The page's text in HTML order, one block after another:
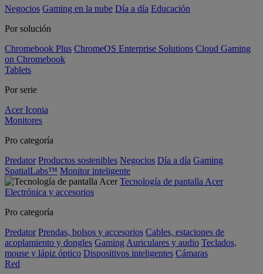
Negocios Gaming en la nube Día a día Educación
Por solución
Chromebook Plus ChromeOS Enterprise Solutions Cloud Gaming
on Chromebook
Tablets
Por serie
Acer Iconia
Monitores
Pro categoría
Predator Productos sostenibles Negocios Día a día Gaming
SpatialLabs™ Monitor inteligente
Tecnología de pantalla Acer
Electrónica y accesorios
Pro categoría
Predator Prendas, bolsos y accesorios Cables, estaciones de
acoplamiento y dongles Gaming Auriculares y audio Teclados,
mouse y lápiz óptico Dispositivos inteligentes Cámaras
Red